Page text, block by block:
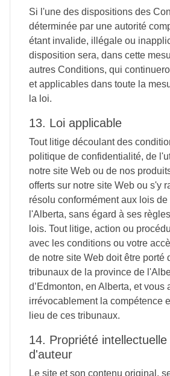
Si l'une des dispositions des
déterminée par une autorité
étant invalide, illégale ou
disposition sera, dans cette
autres Conditions, qui
et applicables dans toute la
la loi.
13. Loi applicable
Tout litige découlant des
politique de confidentialité, de
notre site Web ou de nos
offerts sur notre site Web ou s'y
résolu conformément aux lois
l'Alberta, sans égard à ses
lois. Tout litige, action ou
avec les conditions ou votre
de notre site Web doit être porté
tribunaux de la province de
d’Edmonton, en Alberta, et vous
irrévocablement la compétence
lieu de ces tribunaux.
14. Propriété
d'auteur
Le site et son contenu original,